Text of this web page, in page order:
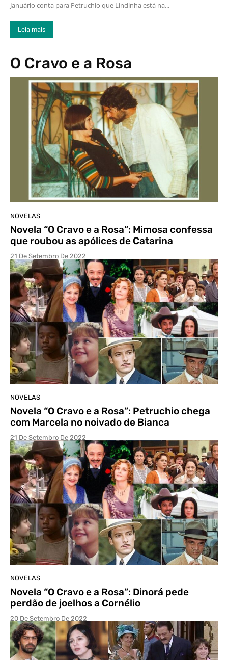
Januário conta para Petruchio que Lindinha está na...
Leia mais
O Cravo e a Rosa
NOVELAS
Novela “O Cravo e a Rosa”: Mimosa confessa
que roubou as apólices de Catarina
21 De Setembro De 2022
NOVELAS
Novela “O Cravo e a Rosa”: Petruchio chega
com Marcela no noivado de Bianca
21 De Setembro De 2022
NOVELAS
Novela “O Cravo e a Rosa”: Dinorá pede
perdão de joelhos a Cornélio
20 De Setembro De 2022